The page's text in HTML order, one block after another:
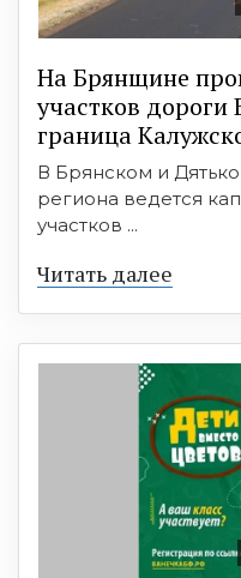
На Брянщине
участков дороги
граница
В Брянском и
региона ведется
участков ...
Читать далее